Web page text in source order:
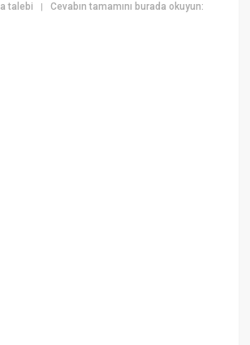
talebi |Cevabın tamamını burada okuyun: